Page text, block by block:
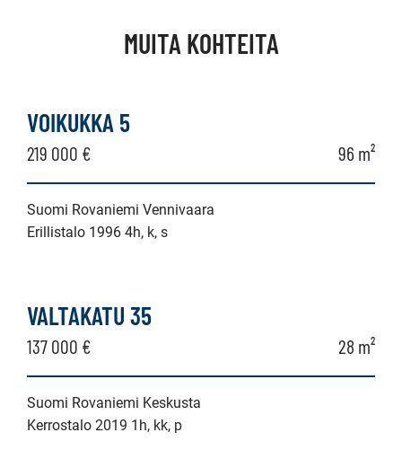
MUITA KOHTEITA
VOIKUKKA 5
219 000 € 96 m²
Suomi Rovaniemi Vennivaara
Erillistalo 1996 4h, k, s
VALTAKATU 35
137 000 € 28 m²
Suomi Rovaniemi Keskusta
Kerrostalo 2019 1h, kk, p